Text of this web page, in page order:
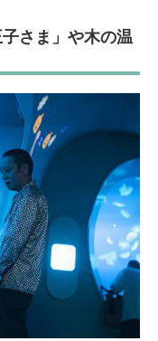
さま」や木の温